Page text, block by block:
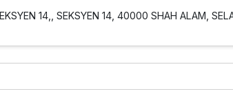
14,, SEKSYEN 14, 40000 SHAH ALAM,